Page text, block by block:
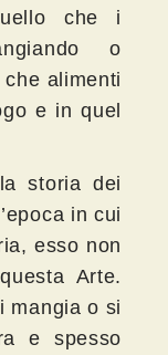
che i
o
alimenti
e in quel
storia dei
in cui
esso non
Arte.
mangia o si
e spesso